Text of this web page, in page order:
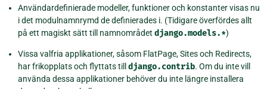
Användardefinierade modeller, funktioner och konstanter visas nu
i det modulnamnrymd de definierades i. (Tidigare överfördes allt
på ett magiskt sätt till namnområdet django.models.*)
Vissa valfria applikationer, såsom FlatPage, Sites och Redirects,
har frikopplats och flyttats till django.contrib. Om du inte vill
använda dessa applikationer behöver du inte längre installera